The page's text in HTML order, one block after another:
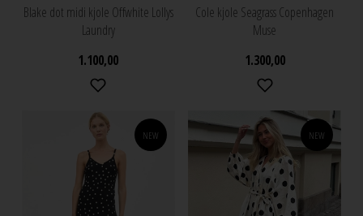
Blake dot midi kjole Offwhite Lollys
Laundry
1.100,00
Cole kjole Seagrass Copenhagen
Muse
1.300,00
NEW NEW